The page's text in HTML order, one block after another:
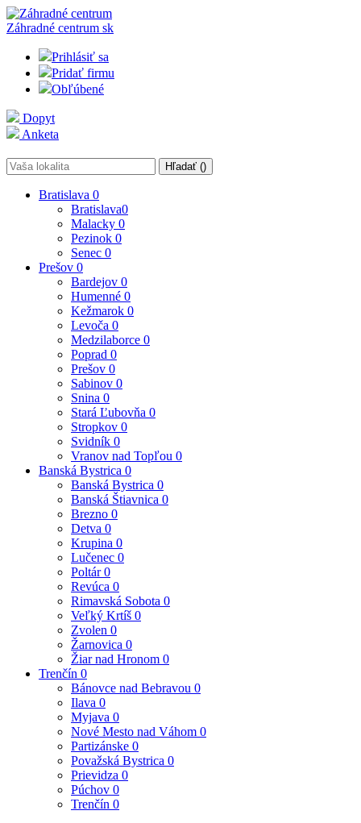
Záhradné centrum sk
Prihlásiť sa
Pridať firmu
Obľúbené
Dopyt
Anketa
Hľadať ()
Bratislava 0
Bratislava0
Malacky 0
Pezinok 0
Senec 0
Prešov 0
Bardejov 0
Humenné 0
Kežmarok 0
Levoča 0
Medzilaborce 0
Poprad 0
Prešov 0
Sabinov 0
Snina 0
Stará Ľubovňa 0
Stropkov 0
Svidník 0
Vranov nad Topľou 0
Banská Bystrica 0
Banská Bystrica 0
Banská Štiavnica 0
Brezno 0
Detva 0
Krupina 0
Lučenec 0
Poltár0
Revúca 0
Rimavská Sobota 0
Veľký Krtíš 0
Zvolen 0
Žarnovica 0
Žiar nad Hronom 0
Trenčín 0
Bánovce nad Bebravou 0
Ilava 0
Myjava 0
Nové Mesto nad Váhom 0
Partizánske 0
Považská Bystrica 0
Prievidza 0
Púchov 0
Trenčín 0